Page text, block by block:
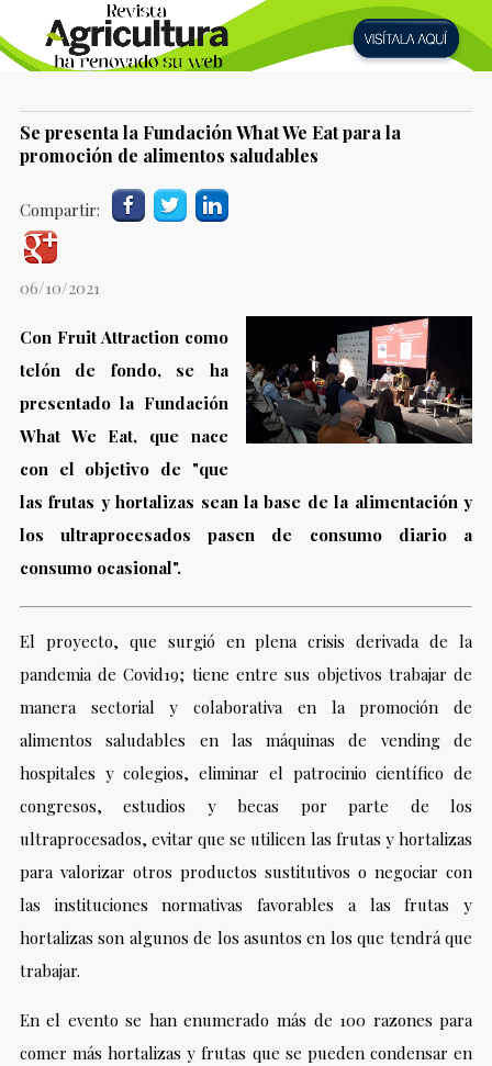
Se presenta la Fundación What We Eat para la
promoción de alimentos saludables
Compartir:
06/10/2021
Con Fruit Attraction como
telón de fondo, se ha
presentado la Fundación
What We Eat, que nace
con el objetivo de "que
las frutas y hortalizas sean la base de la alimentación y
los ultraprocesados pasen de consumo diario a
consumo ocasional".
El proyecto, que surgió en plena crisis derivada de la
pandemia de Covid19; tiene entre sus objetivos trabajar de
manera sectorial y colaborativa en la promoción de
alimentos saludables en las máquinas de vending de
hospitales y colegios, eliminar el patrocinio científico de
congresos, estudios y becas por parte de los
ultraprocesados, evitar que se utilicen las frutas y hortalizas
para valorizar otros productos sustitutivos o negociar con
las instituciones normativas favorables a las frutas y
hortalizas son algunos de los asuntos en los que tendrá que
trabajar.
En el evento se han enumerado más de 100 razones para
comer más hortalizas y frutas que se pueden condensar en